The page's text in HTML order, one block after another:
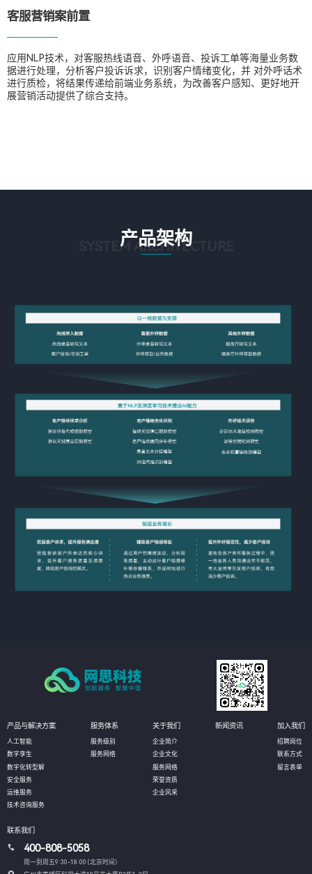
客服营销案前置
应用NLP技术，对客服热线语音、外呼语音、投诉工单等海量业务数
据进行处理，分析客户投诉诉求，识别客户情绪变化，并 对外呼话术
进行质检，将结果传递给前端业务系统，为改善客户感知、更好地开
展营销活动提供了综合支持。
产品架构
SYSTEM ARCHITECTURE
产品与解决方案
人工智能
数字孪生
数字化转型解
安全服务
运维服务
技术咨询服务
服务体系
服务级别
服务网络
关于我们
企业简介
企业文化
服务网络
荣誉资质
企业风采
新闻资讯 加入我们
招聘岗位
联系方式
留言表单
联系我们
400-808-5058
周一到周五9:30-18:00 (北京时间）